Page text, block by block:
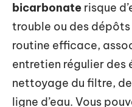
bicarbonate risque
trouble ou des dépôts
routine efficace,
entretien régulier des
nettoyage du filtre,
ligne d’eau. Vous